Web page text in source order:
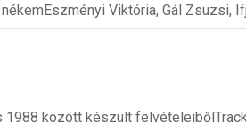
Viktória, Gál Zsuzsi,
1988 között készült